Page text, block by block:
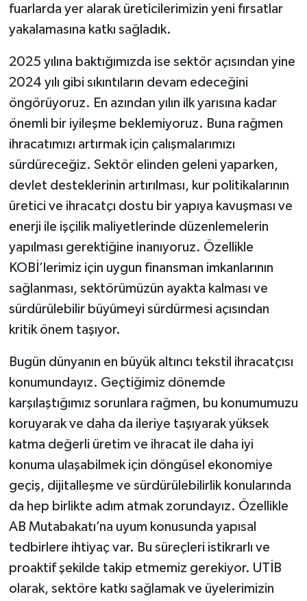
fuarlarda yer alarak üreticilerimizin yeni fırsatlar
yakalamasına katkı sağladık.
2025 yılına baktığımızda ise sektör açısından yine
2024 yılı gibi sıkıntıların devam edeceğini
öngörüyoruz. En azından yılın ilk yarısına kadar
önemli bir iyileşme beklemiyoruz. Buna rağmen
ihracatımızı artırmak için çalışmalarımızı
sürdüreceğiz. Sektör elinden geleni yaparken,
devlet desteklerinin artırılması, kur politikalarının
üretici ve ihracatçı dostu bir yapıya kavuşması ve
enerji ile işçilik maliyetlerinde düzenlemelerin
yapılması gerektiğine inanıyoruz. Özellikle
KOBİ’lerimiz için uygun finansman imkanlarının
sağlanması, sektörümüzün ayakta kalması ve
sürdürülebilir büyümeyi sürdürmesi açısından
kritik önem taşıyor.
Bugün dünyanın en büyük altıncı tekstil ihracatçısı
konumundayız. Geçtiğimiz dönemde
karşılaştığımız sorunlara rağmen, bu konumumuzu
koruyarak ve daha da ileriye taşıyarak yüksek
katma değerli üretim ve ihracat ile daha iyi
konuma ulaşabilmek için döngüsel ekonomiye
geçiş, dijitalleşme ve sürdürülebilirlik konularında
da hep birlikte adım atmak zorundayız. Özellikle
AB Mutabakatı’na uyum konusunda yapısal
tedbirlere ihtiyaç var. Bu süreçleri istikrarlı ve
proaktif şekilde takip etmemiz gerekiyor. UTİB
olarak, sektöre katkı sağlamak ve üyelerimizin